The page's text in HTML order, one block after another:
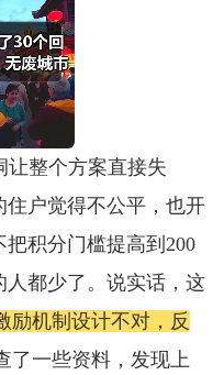
让整个方案直接失
户觉得不公平，也开
积分门槛提高到200
都少了。说实话，这
励机制设计不对，反
了一些资料，发现上